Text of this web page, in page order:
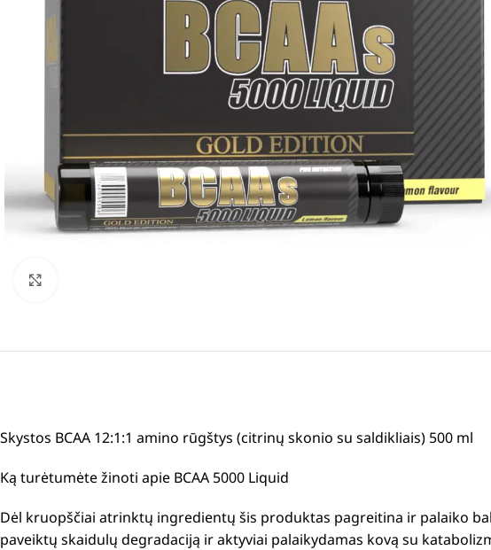
Skystos BCAA 12:1:1 amino rūgštys (citrinų skonio su saldikliais) 500 ml
Ką turėtumėte žinoti apie BCAA 5000 Liquid
Dėl kruopščiai atrinktų ingredientų šis produktas pagreitina ir palaiko
paveiktų skaidulų degradaciją ir aktyviai palaikydamas kovą su